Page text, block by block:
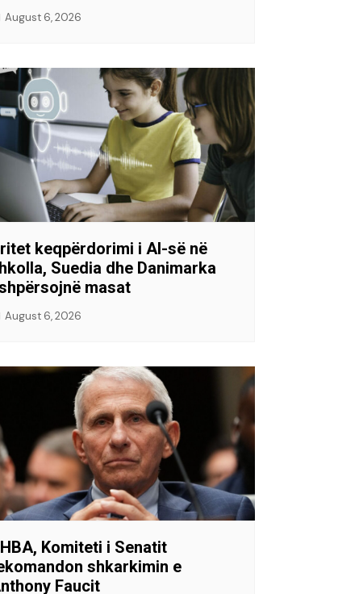
August 6, 2026
keqpërdorimi i AI-së në
Suedia dhe Danimarka
masat
August 6, 2026
Komiteti i Senatit
shkarkimin e
Faucit